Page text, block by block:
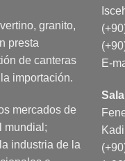
granito,
presta
de canteras
importación.
mercados de
mundial;
industria de la
E-